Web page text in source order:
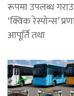
रूपमा उपलब्ध
‘क्विक रेस्पोन्स’
आपूर्ति तथा